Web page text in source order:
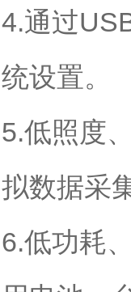
4.通过
统设置。
5.低照度
拟数据采
6.低功耗